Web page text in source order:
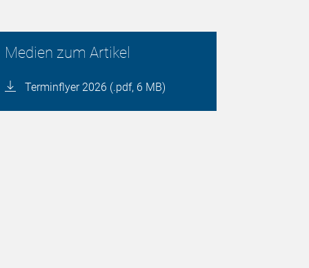
Medien zum Artikel
Terminflyer 2026 (.pdf, 6 MB)